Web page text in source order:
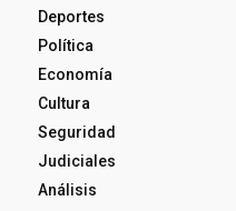
Deportes
Política
Economía
Cultura
Seguridad
Judiciales
Análisis